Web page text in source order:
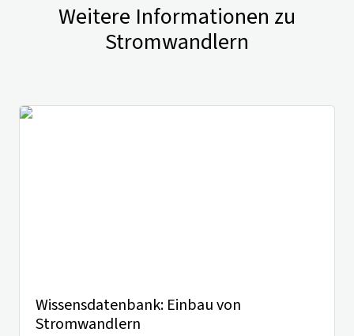
Weitere Informationen zu
Stromwandlern
Wissensdatenbank: Einbau von
Stromwandlern